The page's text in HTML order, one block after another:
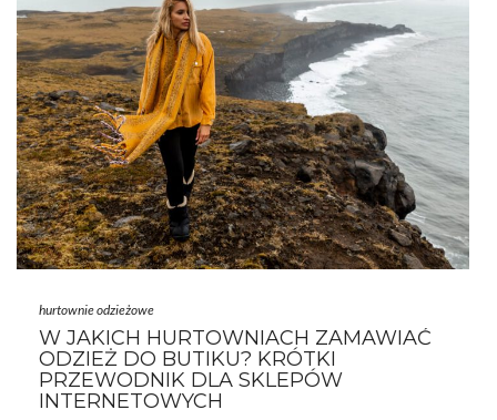
hurtownie odzieżowe
W JAKICH HURTOWNIACH ZAMAWIAĆ
ODZIEŻ DO BUTIKU? KRÓTKI
PRZEWODNIK DLA SKLEPÓW
INTERNETOWYCH